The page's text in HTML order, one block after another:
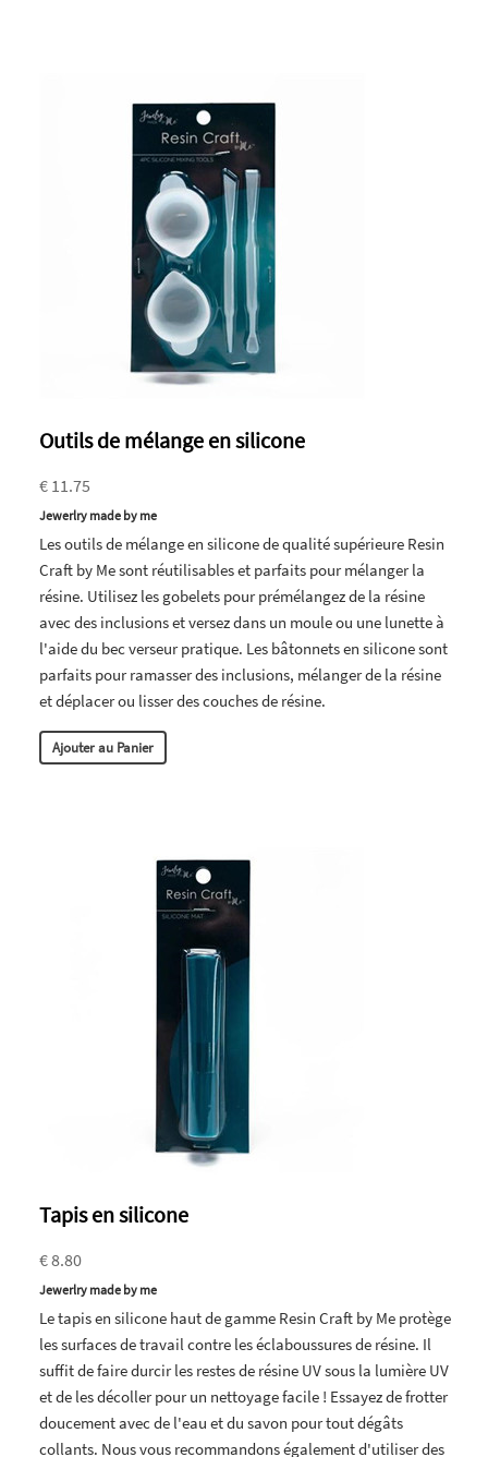
Outils de mélange en silicone
€ 11.75
Jewerlry made by me
Les outils de mélange en silicone de qualité supérieure Resin
Craft by Me sont réutilisables et parfaits pour mélanger la
résine. Utilisez les gobelets pour prémélangez de la résine
avec des inclusions et versez dans un moule ou une lunette à
l'aide du bec verseur pratique. Les bâtonnets en silicone sont
parfaits pour ramasser des inclusions, mélanger de la résine
et déplacer ou lisser des couches de résine.
Ajouter au Panier
Tapis en silicone
€ 8.80
Jewerlry made by me
Le tapis en silicone haut de gamme Resin Craft by Me protège
les surfaces de travail contre les éclaboussures de résine. Il
suffit de faire durcir les restes de résine UV sous la lumière UV
et de les décoller pour un nettoyage facile ! Essayez de frotter
doucement avec de l'eau et du savon pour tout dégâts
collants. Nous vous recommandons également d'utiliser des